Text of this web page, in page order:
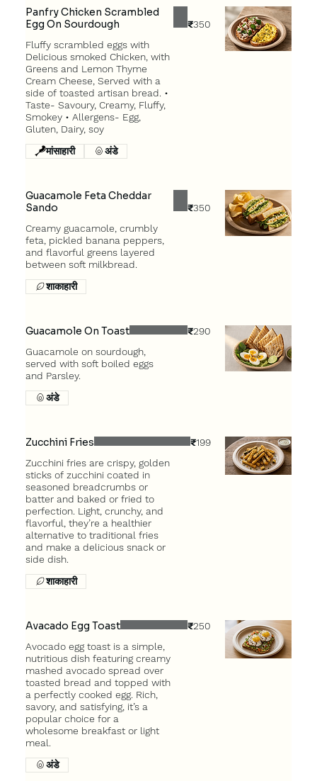
Panfry Chicken Scrambled
Egg On Sourdough
Fluffy scrambled eggs with
Delicious smoked Chicken, with
Greens and Lemon Thyme
Cream Cheese, Served with a
side of toasted artisan bread. •
Taste- Savoury, Creamy, Fluffy,
Smokey • Allergens- Egg,
Gluten, Dairy, soy
₹350
मांसाहारी अंडे
Guacamole Feta Cheddar
Sando
Creamy guacamole, crumbly
feta, pickled banana peppers,
and flavorful greens layered
between soft milkbread.
₹350
शाकाहारी
Guacamole On Toast
Guacamole on sourdough,
served with soft boiled eggs
and Parsley.
₹290
अंडे
Zucchini Fries
Zucchini fries are crispy, golden
sticks of zucchini coated in
seasoned breadcrumbs or
batter and baked or fried to
perfection. Light, crunchy, and
flavorful, they’re a healthier
alternative to traditional fries
and make a delicious snack or
side dish.
₹199
शाकाहारी
Avacado Egg Toast
Avocado egg toast is a simple,
nutritious dish featuring creamy
mashed avocado spread over
toasted bread and topped with
a perfectly cooked egg. Rich,
savory, and satisfying, it’s a
popular choice for a
wholesome breakfast or light
meal.
₹250
अंडे